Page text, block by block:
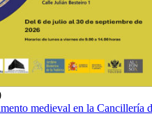
medieval en la Cancillería